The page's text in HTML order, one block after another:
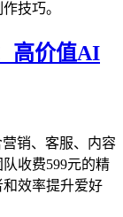
技巧。
高价值AI
销、客服、内容
收费599元的精
效率提升爱好